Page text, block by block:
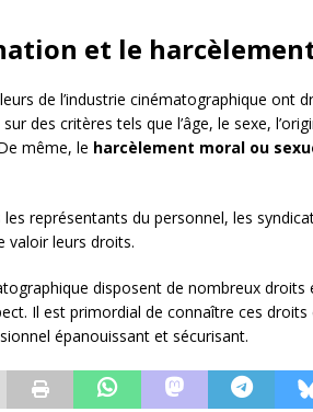
et le
de l’industrie cinématographique ont
des critères tels que l’âge, le sexe,
même, le harcèlement moral ou
représentants du personnel, les
valoir leurs droits.
disposent de nombreux droits
Il est primordial de connaître ces droits
épanouissant et sécurisant.